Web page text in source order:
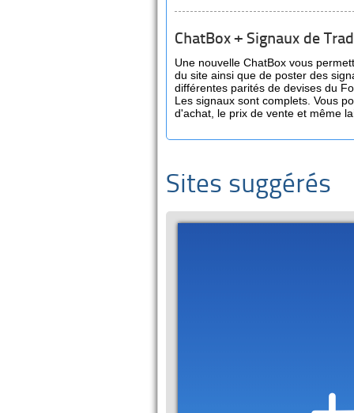
ChatBox + Signaux de
Une nouvelle ChatBox vous
du site ainsi que de poster des
différentes parités de devises du
Les signaux sont complets. Vous
d'achat, le prix de vente et même
Sites suggérés